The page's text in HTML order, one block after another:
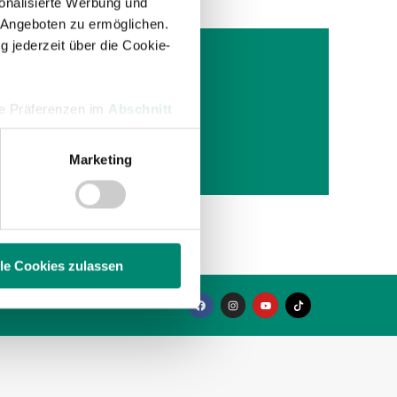
zu ermöglichen.
jederzeit über die Cookie-
Präferenzen im Abschnitt
anbieten zu können
Verwendung unserer
Marketing
Cookies zulassen